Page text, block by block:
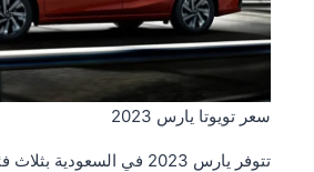
سعر تويوتا يارس 2023
تتوفر يارس 2023 في السعودية بثلاث فئات وهي: